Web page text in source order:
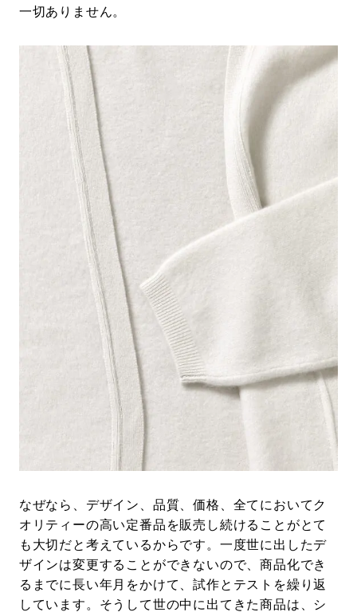
一切ありません。
なぜなら、デザイン、品質、価格、全てにおいてク
オリティーの高い定番品を販売し続けることがとて
も大切だと考えているからです。一度世に出したデ
ザインは変更することができないので、商品化でき
るまでに長い年月をかけて、試作とテストを繰り返
しています。そうして世の中に出てきた商品は、シ